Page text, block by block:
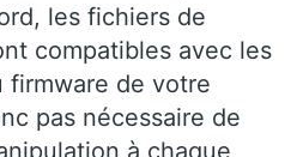
les fichiers de
compatibles avec les
firmware de votre
pas nécessaire de
à chaque